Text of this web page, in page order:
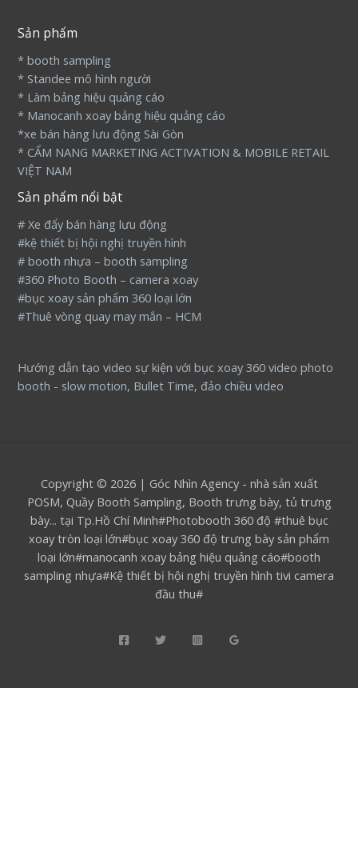
Sản phẩm
* booth sampling
* Standee mô hình người
* Làm bảng hiệu quảng cáo
* Manocanh xoay bảng hiệu quảng cáo
*xe bán hàng lưu động Sài Gòn
* CẨM NANG MARKETING ACTIVATION & MOBILE RETAIL
VIỆT NAM
Sản phẩm nổi bật
# Xe đẩy bán hàng lưu động
#kệ thiết bị hội nghị truyền hình
# booth nhựa – booth sampling
#360 Photo Booth – camera xoay
#bục xoay sản phẩm 360 loại lớn
#Thuê vòng quay may mắn – HCM
Hướng dẫn tạo video sự kiện với bục xoay 360 video photo
booth - slow motion, Bullet Time, đảo chiều video
Copyright © 2026 | Góc Nhìn Agency - nhà sản xuất
POSM, Quầy Booth Sampling, Booth trưng bày, tủ trưng
bày... tại Tp.Hồ Chí Minh#Photobooth 360 độ #thuê bục
xoay tròn loại lớn#bục xoay 360 độ trưng bày sản phẩm
loại lớn#manocanh xoay bảng hiệu quảng cáo#booth
sampling nhựa#Kệ thiết bị hội nghị truyền hình tivi camera
đầu thu#